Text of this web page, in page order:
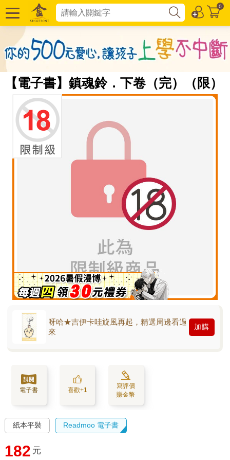
0
【電子書】鎮魂鈴．下卷（完）（限）
呀哈★吉伊卡哇旋風再起，精選周邊看過
來
加購
電子書 喜歡+1
寫評價
賺金幣
紙本平裝 Readmoo 電子書
182 元